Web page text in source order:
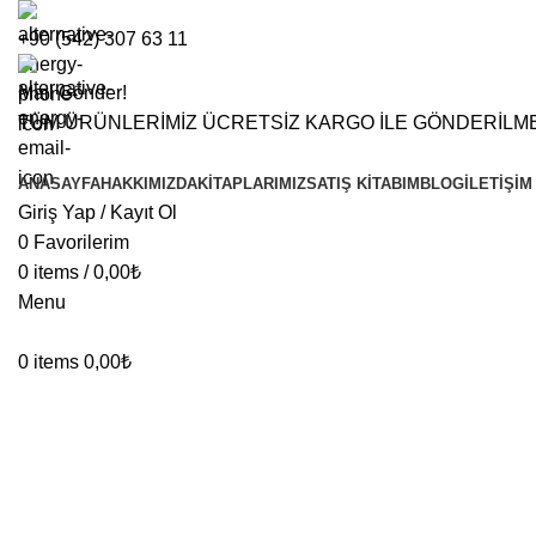
+90 (542) 307 63 11
Mail Gönder!
TÜM ÜRÜNLERİMİZ ÜCRETSİZ KARGO İLE
ANASAYFAHAKKIMIZDAKITAPLARIMIZSATIŞ KITABIM BLOG İLETIŞIM
Giriş Yap / Kayıt Ol
0 Favorilerim
0 items / 0,00₺
Menu
0 items 0,00₺